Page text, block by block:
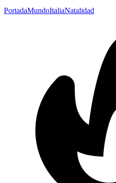
PortadaMundoItaliaNatalidad